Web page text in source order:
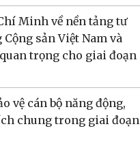
Minh về nền tảng tư
sản Việt Nam và
trọng cho giai đoạn
vệ cán bộ năng động,
chung trong giai đoạn